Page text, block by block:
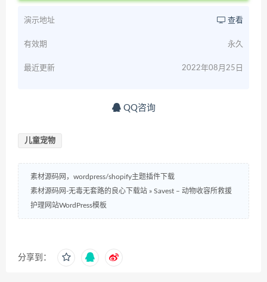
演示地址 查看
有效期 永久
最近更新 2022年08月25日
QQ咨询
儿童宠物
素材源码网，wordpress/shopify主题插件下载
素材源码网-无毒无套路的良心下载站 » Savest – 动物收容所救援
护理网站WordPress模板
分享到：